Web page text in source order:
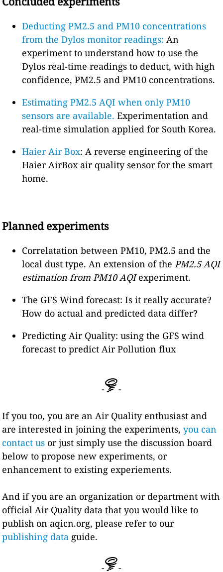
Deducting PM2.5 and PM10 concentrations
from the Dylos monitor readings: An
experiment to understand how to use the
Dylos real-time readings to deduct, with high
confidence, PM2.5 and PM10 concentrations.
Estimating PM2.5 AQI when only PM10
sensors are available. Experimentation and
real-time simulation applied for South Korea.
Haier Air Box: A reverse engineering of the
Haier AirBox air quality sensor for the smart
home.
Planned experiments
Correlatation between PM10, PM2.5 and the
local dust type. An extension of thePM2.5 AQI
estimation from PM10 AQIexperiment.
The GFS Wind forecast: Is it really accurate?
How do actual and predicted data differ?
Predicting Air Quality: using the GFS wind
forecast to predict Air Pollution flux
- -
If you too, you are an Air Quality enthusiast and
are interested in joining the experiments,you can
contact us or just simply use the discussion board
below to propose new experiments, or
enhancement to existing experiements.
And if you are an organization or department with
official Air Quality data that you would like to
publish on aqicn.org, please refer to our
publishing data guide.
- -